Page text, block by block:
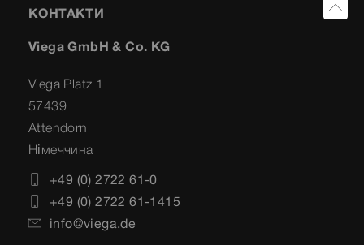
КОНТАКТИ
Viega GmbH & Co. KG
Viega Platz 1
57439
Attendorn
Німеччина
+49 (0) 2722 61-0
+49 (0) 2722 61-1415
info@viega.de